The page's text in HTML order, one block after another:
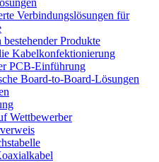
Verbindungslösungen für
Produkte
Kabelkonfektionierung
PCB-Einführung
Board-to-Board-Lösungen
Wettbewerber